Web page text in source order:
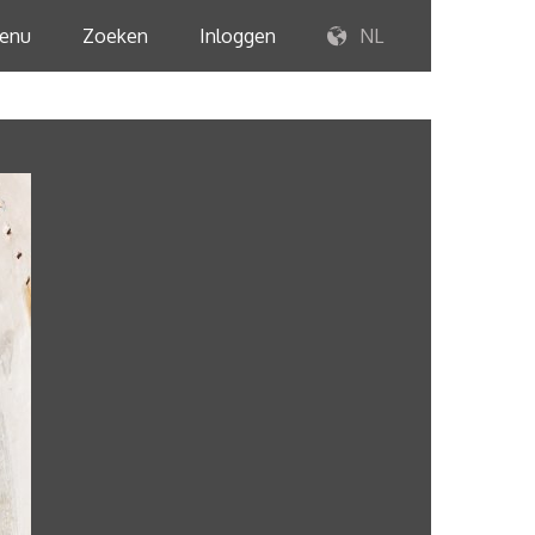
Zoeken Inloggen NL